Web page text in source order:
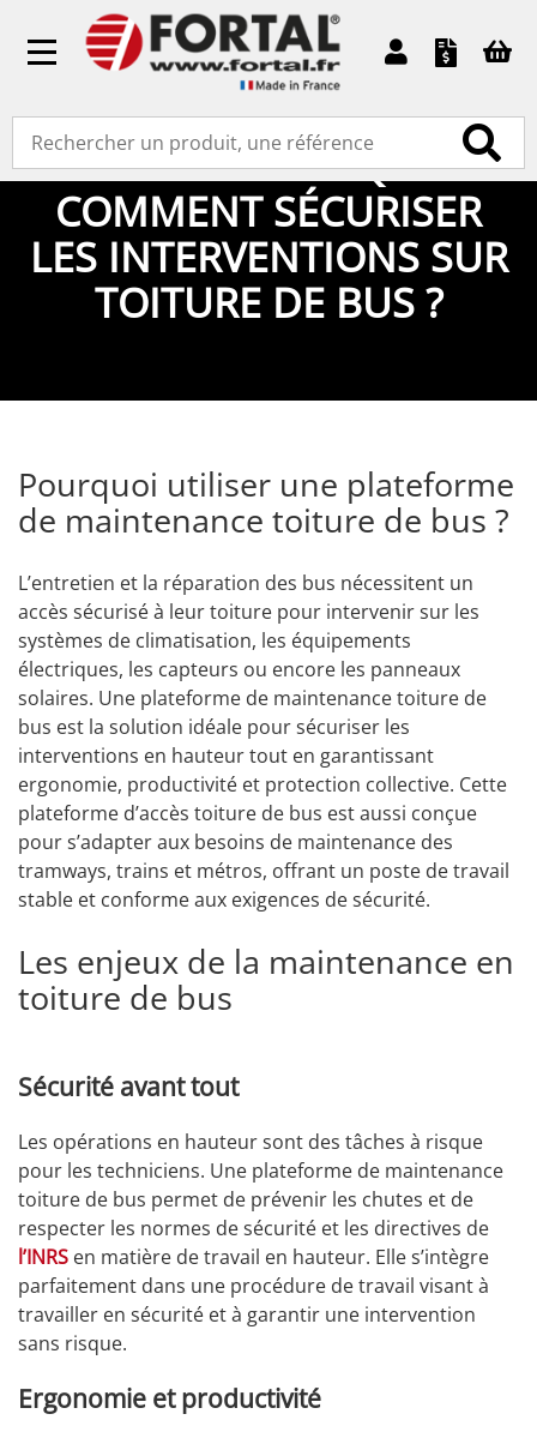
Toggle
GUIDE TECHNIQUE :
COMMENT SÉCURISER
LES INTERVENTIONS SUR
TOITURE DE BUS ?
Pourquoi utiliser une plateforme
de maintenance toiture de bus ?
L’entretien et la réparation des bus nécessitent un
accès sécurisé à leur toiture pour intervenir sur les
systèmes de climatisation, les équipements
électriques, les capteurs ou encore les panneaux
solaires. Une plateforme de maintenance toiture de
bus est la solution idéale pour sécuriser les
interventions en hauteur tout en garantissant
ergonomie, productivité et protection collective. Cette
plateforme d’accès toiture de bus est aussi conçue
pour s’adapter aux besoins de maintenance des
tramways, trains et métros, offrant un poste de travail
stable et conforme aux exigences de sécurité.
Les enjeux de la maintenance en
toiture de bus
Sécurité avant tout
Les opérations en hauteur sont des tâches à risque
pour les techniciens. Une plateforme de maintenance
toiture de bus permet de prévenir les chutes et de
respecter les normes de sécurité et les directives de
l’INRS en matière de travail en hauteur. Elle s’intègre
parfaitement dans une procédure de travail visant à
travailler en sécurité et à garantir une intervention
sans risque.
Ergonomie et productivité